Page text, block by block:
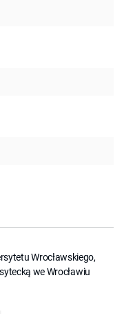
Wrocławskiego,
we Wrocławiu